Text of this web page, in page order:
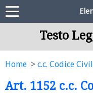
Testo
Home c.c. Codice
Art. 1152 c.c.